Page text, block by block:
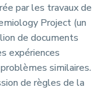
par les travaux de
Project (un
de documents
expériences
similaires.
de règles de la